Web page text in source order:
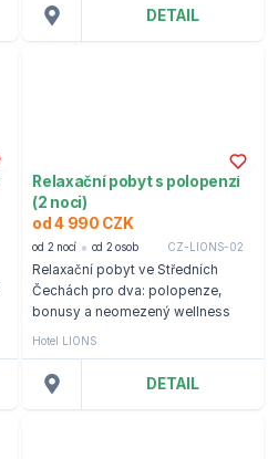
DETAIL
Relaxační pobyt s polopenzí
(2 noci)
od 4 990 CZK
od 2 nocí od 2 osob CZ-LIONS-02
Relaxační pobyt ve Středních
Čechách pro dva: polopenze,
bonusy a neomezený wellness
Hotel LIONS
DETAIL